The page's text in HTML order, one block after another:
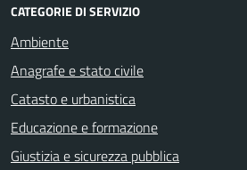
CATEGORIE DI SERVIZIO
Ambiente
Anagrafe e stato civile
Catasto e urbanistica
Educazione e formazione
Giustizia e sicurezza pubblica